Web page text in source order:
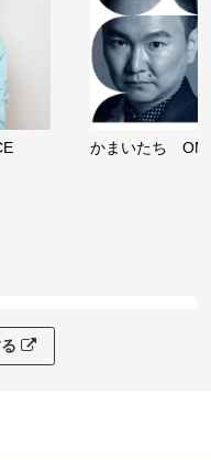
かまいたち